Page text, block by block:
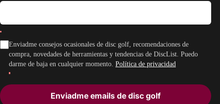
Enviadme consejos ocasionales de disc golf, recomendaciones de
compra, novedades de herramientas y tendencias de DiscList. Puedo
darme de baja en cualquier momento. Política de privacidad
Enviadme emails de disc golf